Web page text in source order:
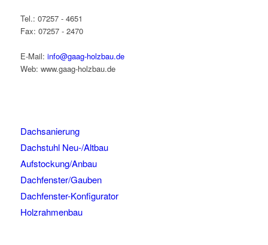
Tel.: 07257 - 4651
Fax: 07257 - 2470
E-Mail: info@gaag-holzbau.de
Web: www.gaag-holzbau.de
Dachsanierung
Dachstuhl Neu-/Altbau
Aufstockung/Anbau
Dachfenster/Gauben
Dachfenster-Konfigurator
Holzrahmenbau